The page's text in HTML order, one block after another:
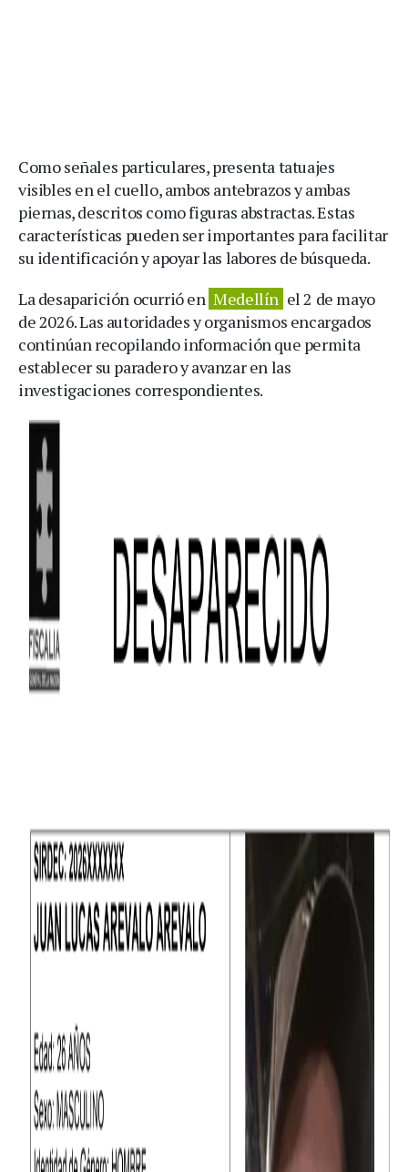
Como señales particulares, presenta tatuajes
visibles en el cuello, ambos antebrazos y ambas
piernas, descritos como figuras abstractas. Estas
características pueden ser importantes para facilitar
su identificación y apoyar las labores de búsqueda.
La desaparición ocurrió en Medellín el 2 de mayo
de 2026. Las autoridades y organismos encargados
continúan recopilando información que permita
establecer su paradero y avanzar en las
investigaciones correspondientes.